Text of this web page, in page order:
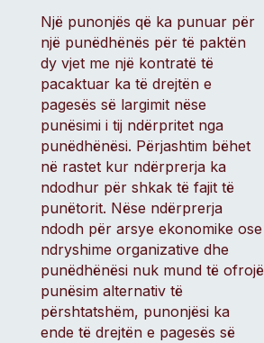
Një punonjës që ka punuar për
një punëdhënës për të paktën
dy vjet me një kontratë të
pacaktuar ka të drejtën e
pagesës së largimit nëse
punësimi i tij ndërpritet nga
punëdhënësi. Përjashtim bëhet
në rastet kur ndërprerja ka
ndodhur për shkak të fajit të
punëtorit. Nëse ndërprerja
ndodh për arsye ekonomike ose
ndryshime organizative dhe
punëdhënësi nuk mund të ofrojë
punësim alternativ të
përshtatshëm, punonjësi ka
ende të drejtën e pagesës së